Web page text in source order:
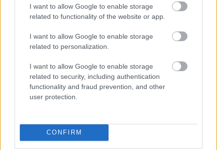
I want to allow Google to enable storage
related to functionality of the website or app.
I want to allow Google to enable storage
related to personalization.
I want to allow Google to enable storage
related to security, including authentication
functionality and fraud prevention, and other
user protection.
CONFIRM
NOTÍCIES RELACIONADES
Galeria D'IMATGES: EL PAS DEL TOUR A MANLLEU.
Foto: Manel Pablo (Grup Fotogràfic Manlleu)
FA 4 SETMANES
Galeria D'IMATGES: El PAS DEL TOUR A MANLLEU (II).
Fotos: Joan Navarro (Grup Fotogràfic Manlleu)
FA 4 SETMANES